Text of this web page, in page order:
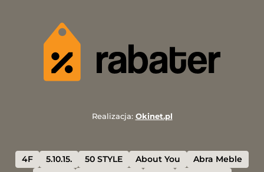
Realizacja: Okinet.pl
4F 5.10.15. 50 STYLE About You
Abra Meble